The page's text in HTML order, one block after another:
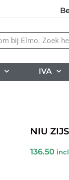
IVA
NIU
136.50